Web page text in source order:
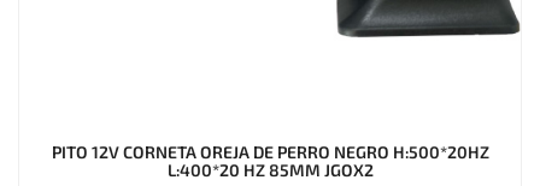
PITO 12V CORNETA OREJA DE PERRO NEGRO H:500*20HZ
L:400*20 HZ 85MM JGOX2